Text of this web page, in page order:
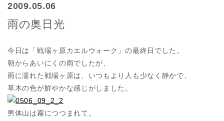
2009.05.06
雨の奥日光
今日は「戦場ヶ原カエルウォーク」の最終日でした。
朝からあいにくの雨でしたが、
雨に濡れた戦場ヶ原は、いつもより人も少なく静かで、
草木の色が鮮やかな感じがしました。
男体山は霧につつまれて。